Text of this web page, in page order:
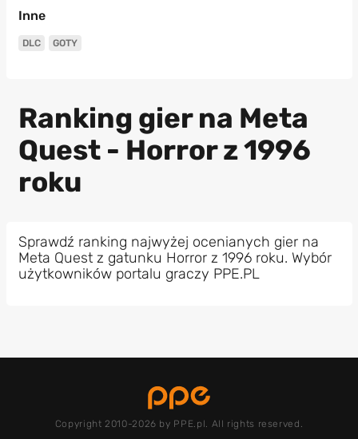
Inne
DLC GOTY
Ranking gier na Meta
Quest - Horror z 1996
roku
Sprawdź ranking najwyżej ocenianych gier na
Meta Quest z gatunku Horror z 1996 roku. Wybór
użytkowników portalu graczy PPE.PL
Copyright 2010-2026 by PPE.pl. All rights reserved.